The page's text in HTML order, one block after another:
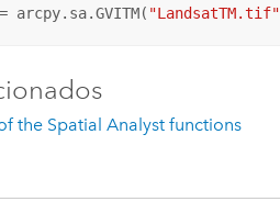
arcpy.sa.GVITM( "LandsatTM.tif"
the Spatial Analyst functions